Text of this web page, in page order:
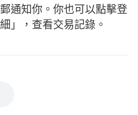
通知你。你也可以點擊登
」，查看交易記錄。